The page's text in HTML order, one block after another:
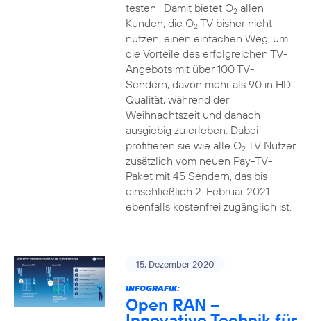
testen . Damit bietet O2allen
Kunden, die O2TV bisher nicht
nutzen, einen einfachen Weg, um
die Vorteile des erfolgreichen TV-
Angebots mit über 100 TV-
Sendern, davon mehr als 90 in HD-
Qualität, während der
Weihnachtszeit und danach
ausgiebig zu erleben. Dabei
profitieren sie wie alle O2TV Nutzer
zusätzlich vom neuen Pay-TV-
Paket mit 45 Sendern, das bis
einschließlich 2. Februar 2021
ebenfalls kostenfrei zugänglich ist.
15. Dezember 2020
INFOGRAFIK:
Open RAN –